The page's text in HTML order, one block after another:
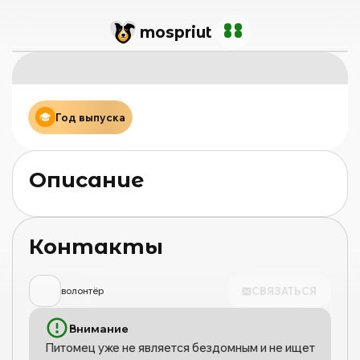
mospriut
Описание
Контакты
волонтёр СВЯЗАТЬСЯ
Внимание
Питомец уже не является бездомным и не ищет
Год выпуска